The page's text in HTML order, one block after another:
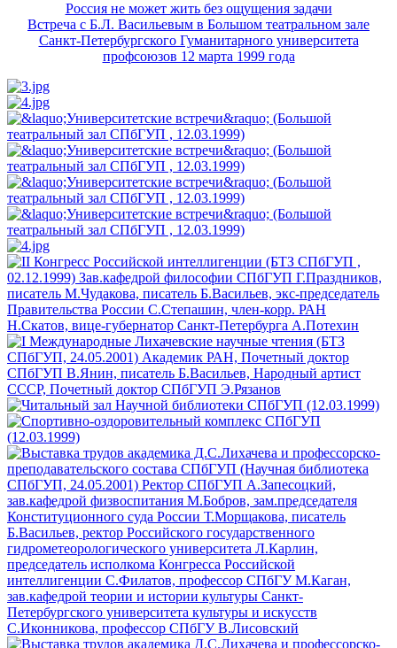
Россия не может жить без ощущения задачи
Встреча с Б.Л. Васильевым в Большом театральном зале
Санкт-Петербургского Гуманитарного университета
профсоюзов 12 марта 1999 года